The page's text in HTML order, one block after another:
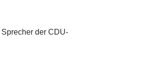
der CDU-